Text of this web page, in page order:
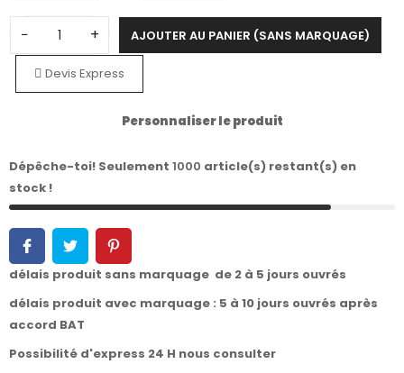
− + AJOUTER AU PANIER (SANS MARQUAGE)
Devis Express
Personnaliser le produit
Dépêche-toi! Seulement 1000 article(s) restant(s) en
stock !
délais produit sans marquage de 2 à 5 jours ouvrés
délais produit avec marquage : 5 à 10 jours ouvrés après
accord BAT
Possibilité d'express 24 H nous consulter